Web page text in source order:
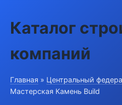
Каталог
компаний
Главная » Центральный
Мастерская Камень Build